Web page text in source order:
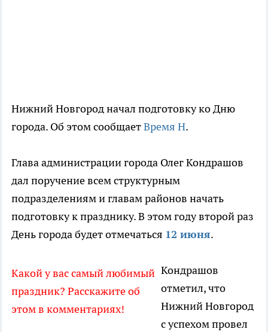
Нижний Новгород начал подготовку ко Дню
города. Об этом сообщаетВремя Н.
Глава администрации города Олег Кондрашов
дал поручение всем структурным
подразделениям и главам районов начать
подготовку к празднику. В этом году второй раз
День города будет отмечаться 12 июня.
Какой у вас самый любимый
праздник? Расскажите об
этом в комментариях!
Кондрашов
отметил, что
Нижний Новгород
с успехом провел